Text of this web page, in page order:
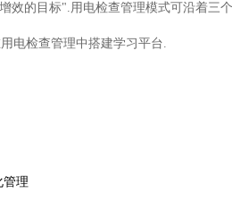
效的目标".用电检查管理模式可沿着三
电检查管理中搭建学习平台.
管理